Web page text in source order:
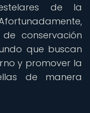
de la
conservación
que buscan
y promover la
de manera